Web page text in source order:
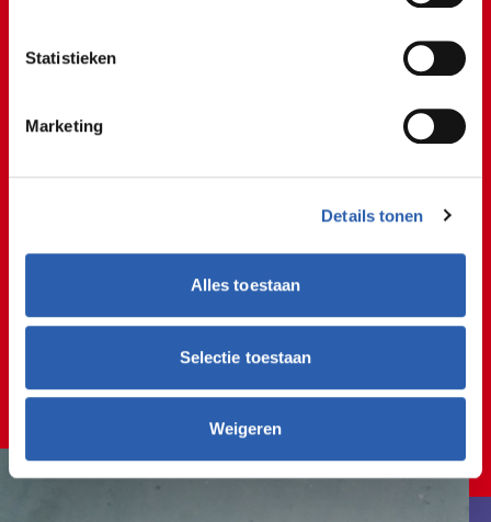
Statistieken
Marketing
Details tonen
Alles toestaan
Selectie toestaan
Weigeren
💚